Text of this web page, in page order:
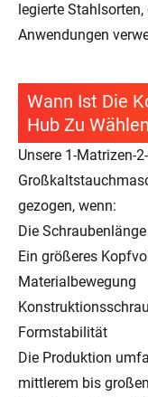
legierte
Anwendungen
Wann Ist Die
Hub Zu
Unsere 1-Matrizen-
gezogen, wenn:
Die
Ein größeres
Materialbewegung
Formstabilität
Die Produktion
mittlerem bis